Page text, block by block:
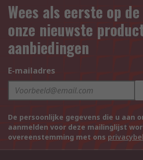
Wees als eerste op
onze nieuwste
aanbiedingen
E-mailadres
De persoonlijke gegevens die u aan
aanmelden voor deze mailinglijst
overeenstemming met ons